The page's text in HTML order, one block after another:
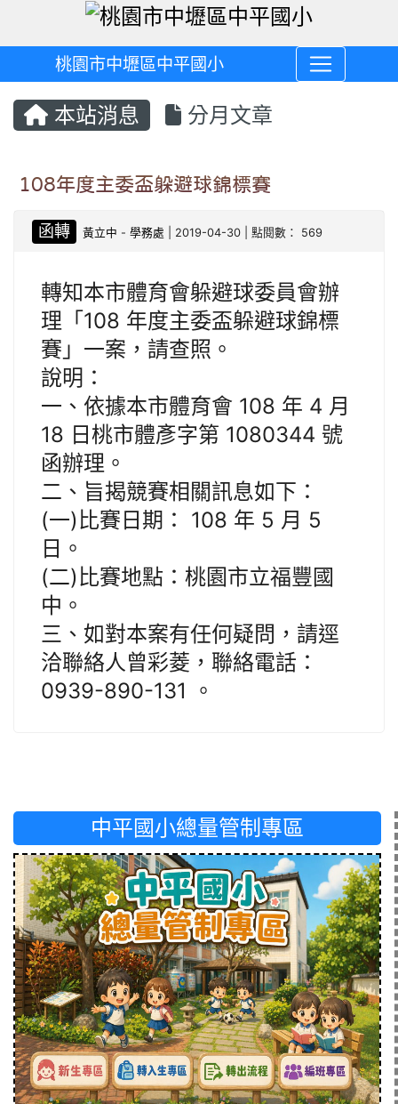
桃園市中壢區中平國小
本站消息 分月文章
108年度主委盃躲避球錦標賽
函轉 黃立中 -學務處 | 2019-04-30 | 點閱數： 569
轉知本市體育會躲避球委員會辦
理「108 年度主委盃躲避球錦標
賽」一案，請查照。
說明：
一、依據本市體育會 108 年 4 月
18 日桃市體彥字第 1080344 號
函辦理。
二、旨揭競賽相關訊息如下：
(一)比賽日期： 108 年 5 月 5
日。
(二)比賽地點：桃園市立福豐國
中。
三、如對本案有任何疑問，請逕
洽聯絡人曾彩菱，聯絡電話：
0939-890-131 。
中平國小總量管制專區